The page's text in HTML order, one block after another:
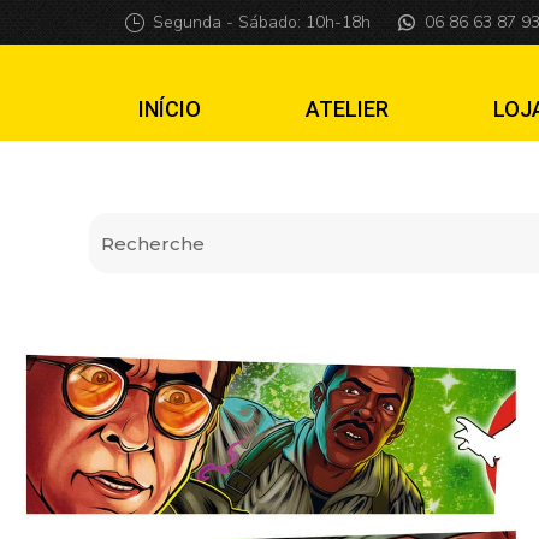
Apron Wall
Segunda - Sábado: 10h-18h 06 86 63 87 93
INÍCIO ATELIER